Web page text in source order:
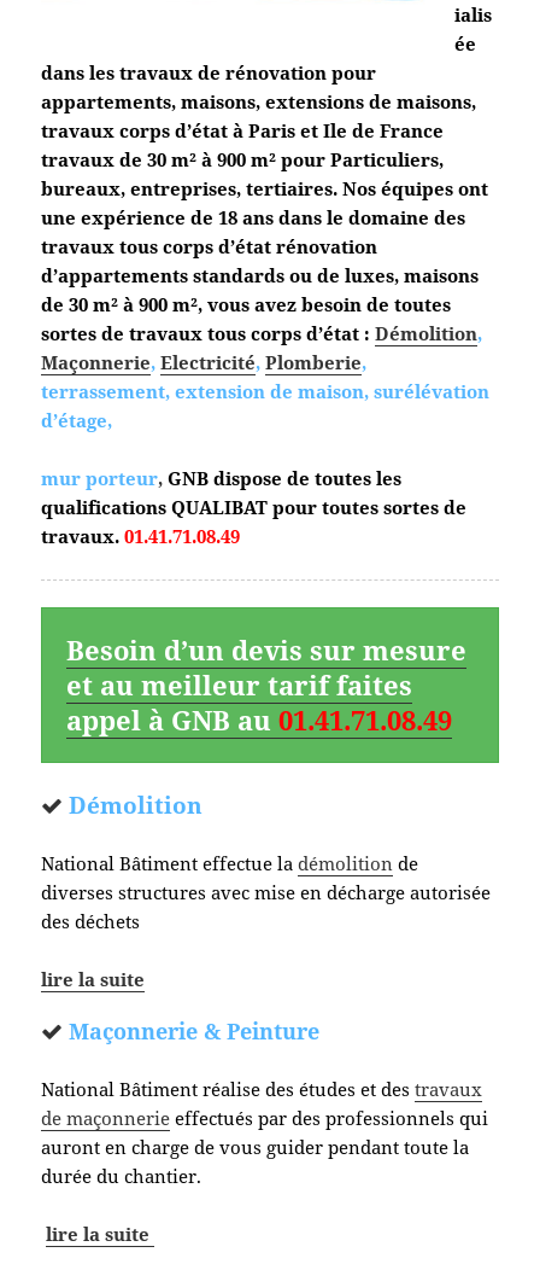
ialis
ée
dans les travaux de rénovation pour
appartements, maisons, extensions de maisons,
travaux corps d’état à Paris et Ile de France
travaux de 30 m² à 900 m² pour Particuliers,
bureaux, entreprises, tertiaires. Nos équipes ont
une expérience de 18 ans dans le domaine des
travaux tous corps d’état rénovation
d’appartements standards ou de luxes, maisons
de 30 m² à 900 m², vous avez besoin de toutes
sortes de travaux tous corps d’état : Démolition,
Maçonnerie,Electricité,Plomberie,
terrassement, extension de maison, surélévation
d’étage,
mur porteur,GNB dispose de toutes les
qualifications QUALIBAT pour toutes sortes de
travaux.01.41.71.08.49
Besoin d’un devis sur mesure
et au meilleur tarif faites
appel à GNB au01.41.71.08.49
Démolition
National Bâtiment effectue ladémolition de
diverses structures avec mise en décharge autorisée
des déchets
lire la suite
Maçonnerie & Peinture
National Bâtiment réalise des études et destravaux
de maçonnerie effectués par des professionnels qui
auront en charge de vous guider pendant toute la
durée du chantier.
lire la suite